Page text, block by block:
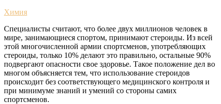
Химия
Специалисты считают, что более двух миллионов человек в
мире, занимающиеся спортом, принимают стероиды. Из всей
этой многочисленной армии спортсменов, употребляющих
стероиды, только 10% делают это правильно, остальные 90%
подвергают опасности свое здоровье. Такое положение дел во
многом объясняется тем, что использование стероидов
происходит без соответствующего медицинского контроля и
при минимуме знаний и умений со стороны самих
спортсменов.